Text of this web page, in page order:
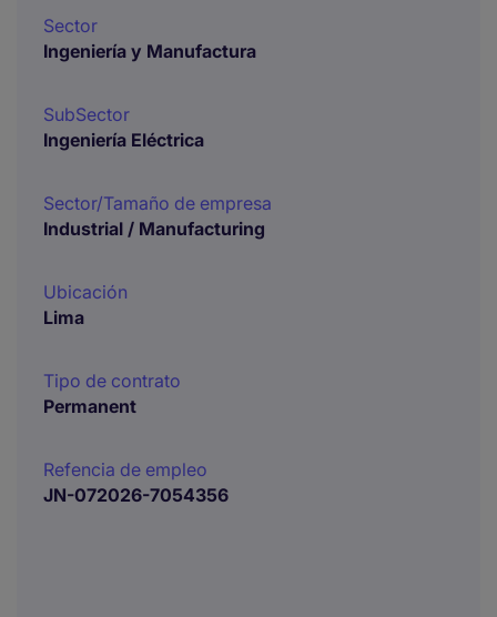
Sector
Ingeniería y Manufactura
SubSector
Ingeniería Eléctrica
Sector/Tamaño de empresa
Industrial / Manufacturing
Ubicación
Lima
Tipo de contrato
Permanent
Refencia de empleo
JN-072026-7054356